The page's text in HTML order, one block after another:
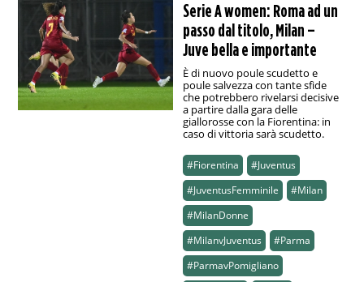
Serie A women: Roma ad un
passo dal titolo, Milan –
Juve bella e importante
È di nuovo poule scudetto e
poule salvezza con tante sfide
che potrebbero rivelarsi decisive
a partire dalla gara delle
giallorosse con la Fiorentina: in
caso di vittoria sarà scudetto.
#Fiorentina
#Juventus
#JuventusFemminile
#Milan
#MilanDonne
#MilanvJuventus
#Parma
#ParmavPomigliano